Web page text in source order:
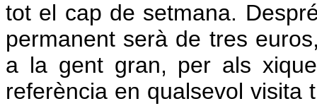
tot el cap de setmana.
permanent serà de tres
a la gent gran, per als
referència en qualsevol visita